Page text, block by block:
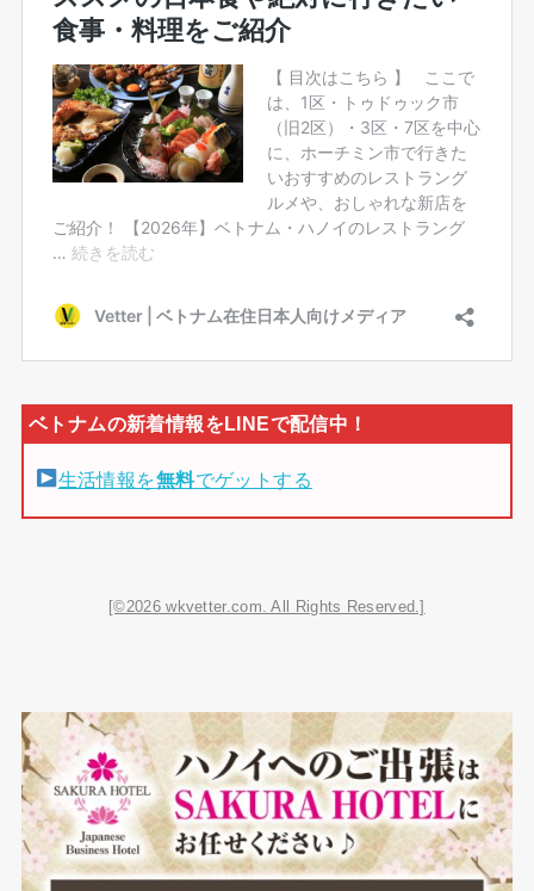
生活情報を無料でゲットする
[©2026 wkvetter.com. All Rights Reserved.]